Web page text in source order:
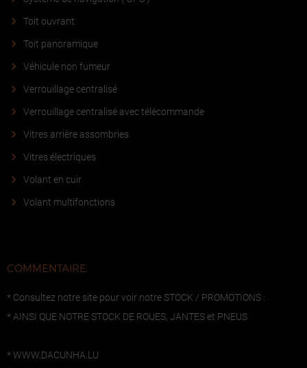
Toit ouvrant
Toit panoramique
Véhicule non fumeur
Verrouillage centralisé
Verrouillage centralisé avec télécommande
Vitres arrière assombries
Vitres électriques
Volant en cuir
Volant multifonctions
COMMENTAIRE
* Consultez notre site pour voir notre STOCK / PROMOTIONS :
* AINSI QUE NOTRE STOCK DE ROUES, JANTES et PNEUS
* WWW.DACUNHA.LU